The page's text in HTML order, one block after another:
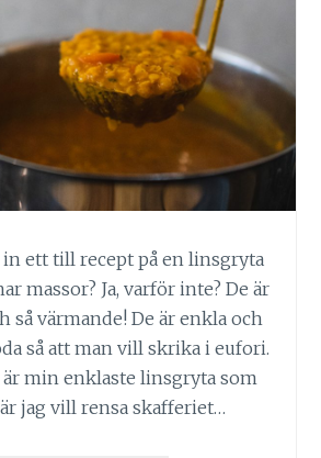
in ett till recept på en linsgryta
massor? Ja, varför inte? De är
så värmande! De är enkla och
så att man vill skrika i eufori.
är min enklaste linsgryta som
jag vill rensa skafferiet…